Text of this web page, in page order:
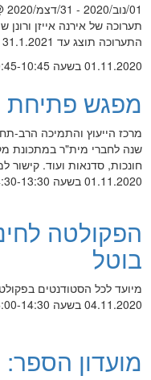
01/נוב/2020 - 31/דצמ/2020 @ 10:45 -
תערוכה של אירנה אייזן ורונן
התערוכה תוצג עד 31.1.2021
01.11.2020 בשעה 10:45-10:45
מפגש פתיחת
שנה לחברי מית"ר במתכונת
חונכות, סדנאות ועוד.
01.11.2020 בשעה 14:30-13:30
בוטל
מיועד לכל הסטודנטים
04.11.2020 בשעה 16:00-14:30
מועדון